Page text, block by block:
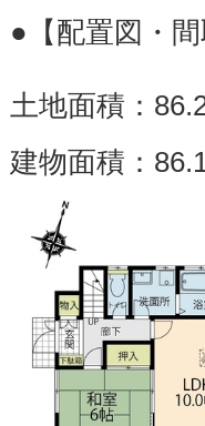
●【配置図・間
土地面積：
建物面積：